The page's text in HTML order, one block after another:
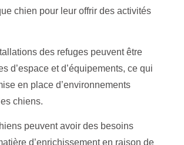
chien pour leur offrir des activités
des refuges peuvent être
d’espace et d’équipements, ce qui
en place d’environnements
chiens.
peuvent avoir des besoins
d’enrichissement en raison de